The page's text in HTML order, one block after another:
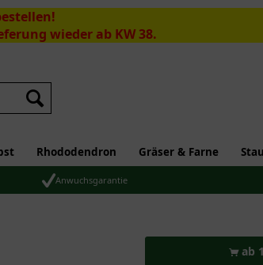
wieder ab KW 38.
Suchen
Rhododendron Gräser & Farne
Anwuchsgarantie
ab